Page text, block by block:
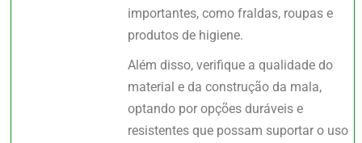
importantes, como fraldas, roupas e
produtos de higiene.
Além disso, verifique a qualidade do
material e da construção da mala,
optando por opções duráveis e
resistentes que possam suportar o uso